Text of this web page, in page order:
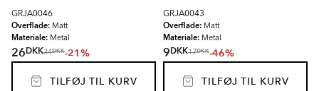
GRJA0046
Overflade: Matt
Materiale: Metal
26DKK34DKK-21%
TILFØJ TIL KURV
GRJA0043
Overflade: Matt
Materiale: Metal
9DKK17DKK-46%
TILFØJ TIL KURV